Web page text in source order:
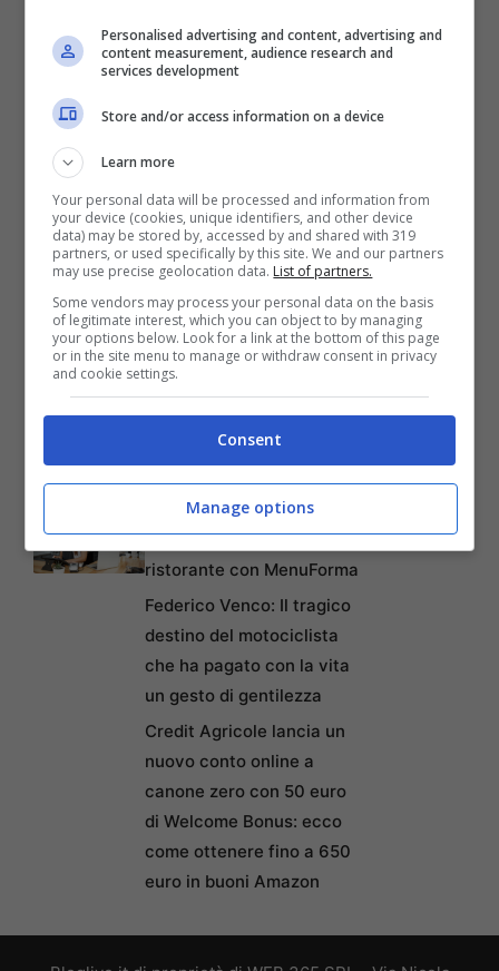
Articoli recenti
la Figlia che Salva e il
Ruolo di Padre Pio nella
loro Vita
Scopri l’Ebook Ideale per
Spiaggia: Offerta
Imperdibile su Amazon!
Abel Ferrara: la mia
battaglia contro la
dipendenza da crack e la
Come creare un menu
digitale gratuito per il
ristorante con MenuForma
Federico Venco: Il tragico
destino del motociclista
che ha pagato con la vita
un gesto di gentilezza
Credit Agricole lancia un
nuovo conto online a
canone zero con 50 euro
di Welcome Bonus: ecco
come ottenere fino a 650
euro in buoni Amazon
Personalised advertising and content, advertising and
content measurement, audience research and
services development
Store and/or access information on a device
Learn more
Your personal data will be processed and information from
your device (cookies, unique identifiers, and other device
data) may be stored by, accessed by and shared with 319
partners, or used specifically by this site. We and our partners
may use precise geolocation data. List of partners.
Some vendors may process your personal data on the basis
of legitimate interest, which you can object to by managing
your options below. Look for a link at the bottom of this page
or in the site menu to manage or withdraw consent in privacy
and cookie settings.
Consent
Manage options